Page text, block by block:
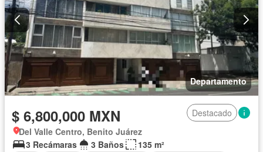
Departamento
$ 6,800,000 MXN
Destacado
Del Valle Centro, Benito Juárez
3 Recámaras
3 Baños
135 m²